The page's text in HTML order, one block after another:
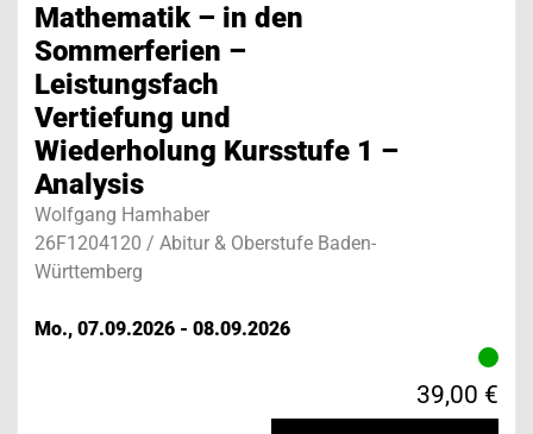
Mathematik – in den
Sommerferien –
Leistungsfach
Vertiefung und
Wiederholung Kursstufe 1 –
Analysis
Wolfgang Hamhaber
26F1204120 / Abitur & Oberstufe Baden-
Württemberg
Mo., 07.09.2026 - 08.09.2026
39,00 €